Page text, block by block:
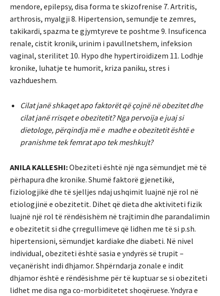
mendore, epilepsy, disa forma te skizofrenise 7. Artritis,
arthrosis, myalgji 8. Hipertension, semundje te zemres,
takikardi, spazma te gjymtyreve te poshtme 9. Insuficenca
renale, cistit kronik, urinim i pavullnetshem, infeksion
vaginal, sterilitet 10. Hypo dhe hypertiroidizem 11. Lodhje
kronike, luhatje te humorit, kriza paniku, stres i
vazhdueshem.
Cilat janë shkaqet apo faktorët që çojnë në obezitet dhe
cilat janë rrisqet e obezitetit? Nga pervoija e juaj si
dietologe, përqindja më e madhe e obezitetit është e
pranishme tek femrat apo tek meshkujt?
ANILA KALLESHI:Obeziteti është një nga sëmundjet më të
përhapura dhe kronike. Shumë faktorë gjenetikë,
fiziologjikë dhe të sjelljes ndaj ushqimit luajnë një rol në
etiologjinë e obezitetit. Dihet që dieta dhe aktiviteti fizik
luajnë një rol të rëndësishëm në trajtimin dhe parandalimin
e obezitetit si dhe çrregullimeve që lidhen me të si p.sh.
hipertensioni, sëmundjet kardiake dhe diabeti. Në nivel
individual, obeziteti është sasia e yndyrës së trupit –
veçanërisht indi dhjamor. Shpërndarja zonale e indit
dhjamor është e rëndësishme për të kuptuar se si obeziteti
lidhet me disa nga co-morbiditetet shoqëruese. Yndyra e